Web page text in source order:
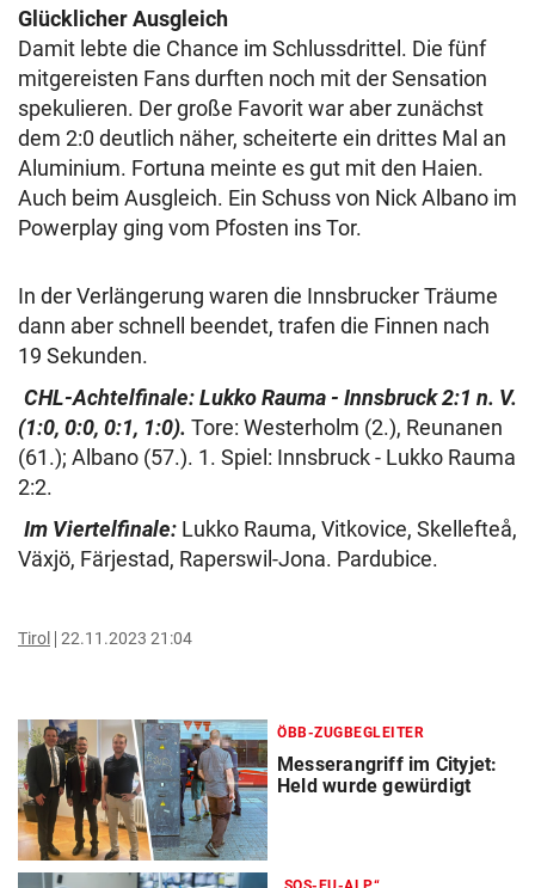
Glücklicher Ausgleich
Damit lebte die Chance im Schlussdrittel. Die fünf
mitgereisten Fans durften noch mit der Sensation
spekulieren. Der große Favorit war aber zunächst
dem 2:0 deutlich näher, scheiterte ein drittes Mal an
Aluminium. Fortuna meinte es gut mit den Haien.
Auch beim Ausgleich. Ein Schuss von Nick Albano im
Powerplay ging vom Pfosten ins Tor.
In der Verlängerung waren die Innsbrucker Träume
dann aber schnell beendet, trafen die Finnen nach
19 Sekunden.
CHL-Achtelfinale: Lukko Rauma - Innsbruck 2:1 n. V.
(1:0, 0:0, 0:1, 1:0). Tore: Westerholm (2.), Reunanen
(61.); Albano (57.). 1. Spiel: Innsbruck - Lukko Rauma
2:2.
Im Viertelfinale: Lukko Rauma, Vitkovice, Skellefteå,
Växjö, Färjestad, Raperswil-Jona. Pardubice.
Tirol 22.11.2023 21:04
ÖBB-ZUGBEGLEITER
Messerangriff im Cityjet:
Held wurde gewürdigt